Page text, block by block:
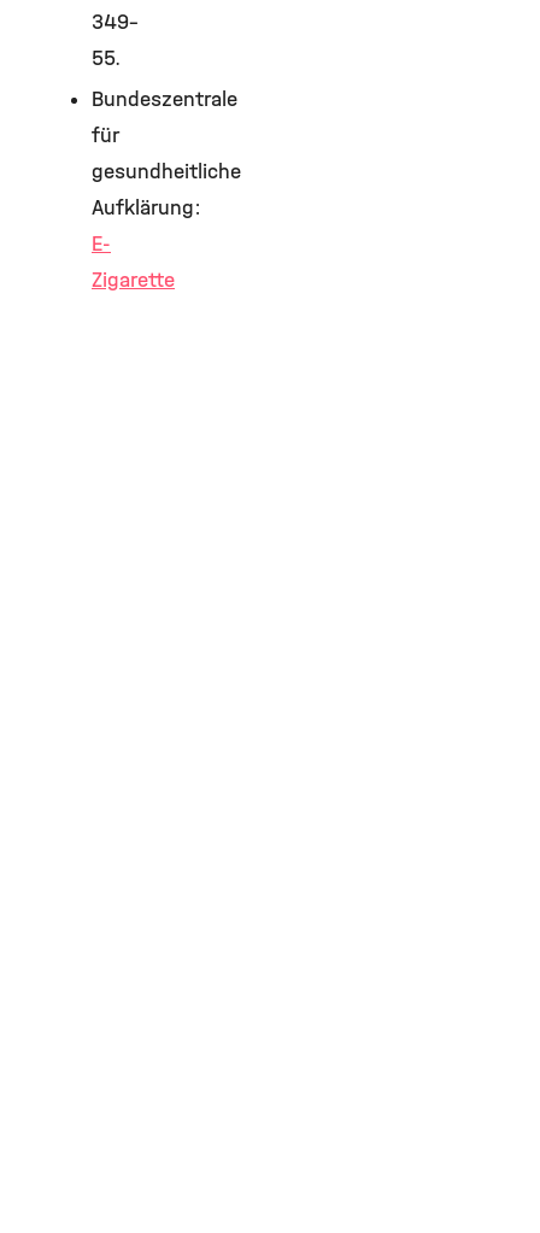
349–
55.
Bundeszentrale
für
gesundheitliche
Aufklärung:
E-
Zigarette